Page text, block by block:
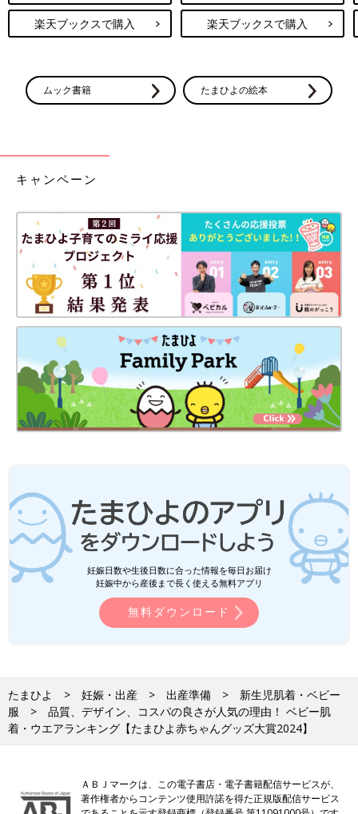
楽天ブックスで購入 楽天ブックスで購入
ムック書籍 たまひよの絵本
キャンペーン
妊娠日数や生後日数に合った情報を毎日お届け
妊娠中から産後まで長く使える無料アプリ
無料ダウンロード
たまひよ 妊娠・出産 出産準備
新生児肌着・ベビー
服
品質、デザイン、コスパの良さが人気の理由！ ベビー肌
着・ウエアランキング【たまひよ赤ちゃんグッズ大賞2024】
ＡＢＪマークは、この電子書店・電子書籍配信サービスが、
著作権者からコンテンツ使用許諾を得た正規版配信サービス